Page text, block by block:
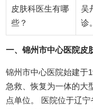
皮肤科医生有哪
些？
吴
诊。
一、锦州市中心医院皮
锦州市中心医院始建于
急救、恢复为一体的大
点单位。 医院位于辽